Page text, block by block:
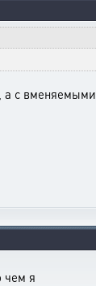
а с
чем я